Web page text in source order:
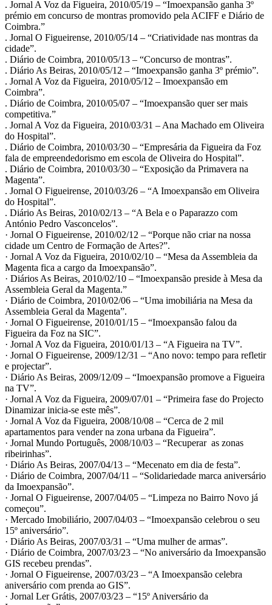
. Jornal A Voz da Figueira, 2010/05/19 – “Imoexpansão ganha 3º
prémio em concurso de montras promovido pela ACIFF e Diário de
Coimbra.”
. Jornal O Figueirense, 2010/05/14 – “Criatividade nas montras da
cidade”.
. Diário de Coimbra, 2010/05/13 – “Concurso de montras”.
. Diário As Beiras, 2010/05/12 – “Imoexpansão ganha 3º prémio”.
. Jornal A Voz da Figueira, 2010/05/12 – Imoexpansão em
Coimbra”.
. Diário de Coimbra, 2010/05/07 – “Imoexpansão quer ser mais
competitiva.”
. Jornal A Voz da Figueira, 2010/03/31 – Ana Machado em Oliveira
do Hospital”.
. Diário de Coimbra, 2010/03/30 – “Empresária da Figueira da Foz
fala de empreendedorismo em escola de Oliveira do Hospital”.
. Diário de Coimbra, 2010/03/30 – “Exposição da Primavera na
Magenta”.
. Jornal O Figueirense, 2010/03/26 – “A Imoexpansão em Oliveira
do Hospital”.
. Diário As Beiras, 2010/02/13 – “A Bela e o Paparazzo com
António Pedro Vasconcelos”.
· Jornal O Figueirense, 2010/02/12 – “Porque não criar na nossa
cidade um Centro de Formação de Artes?”.
· Jornal A Voz da Figueira, 2010/02/10 – “Mesa da Assembleia da
Magenta fica a cargo da Imoexpansão”.
· Diários As Beiras, 2010/02/10 – “Imoexpansão preside à Mesa da
Assembleia Geral da Magenta.”
· Diário de Coimbra, 2010/02/06 – “Uma imobiliária na Mesa da
Assembleia Geral da Magenta”.
· Jornal O Figueirense, 2010/01/15 – “Imoexpansão falou da
Figueira da Foz na SIC”.
· Jornal A Voz da Figueira, 2010/01/13 – “A Figueira na TV”.
· Jornal O Figueirense, 2009/12/31 – “Ano novo: tempo para refletir
e projectar”.
· Diário As Beiras, 2009/12/09 – “Imoexpansão promove a Figueira
na TV”.
· Jornal A Voz da Figueira, 2009/07/01 – “Primeira fase do Projecto
Dinamizar inicia-se este mês”.
· Jornal A Voz da Figueira, 2008/10/08 – “Cerca de 2 mil
apartamentos para vender na zona urbana da Figueira”.
· Jornal Mundo Português, 2008/10/03 – “Recuperar as zonas
ribeirinhas”.
· Diário As Beiras, 2007/04/13 – “Mecenato em dia de festa”.
· Diário de Coimbra, 2007/04/11 – “Solidariedade marca aniversário
da Imoexpansão”.
· Jornal O Figueirense, 2007/04/05 – “Limpeza no Bairro Novo já
começou”.
· Mercado Imobiliário, 2007/04/03 – “Imoexpansão celebrou o seu
15º aniversário”.
· Diário As Beiras, 2007/03/31 – “Uma mulher de armas”.
· Diário de Coimbra, 2007/03/23 – “No aniversário da Imoexpansão
GIS recebeu prendas”.
· Jornal O Figueirense, 2007/03/23 – “A Imoexpansão celebra
aniversário com prenda ao GIS”.
· Jornal Ler Grátis, 2007/03/23 – “15º Aniversário da